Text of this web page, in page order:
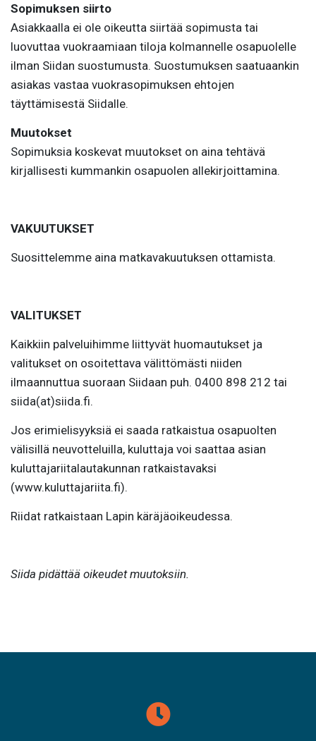
Sopimuksen siirto
Asiakkaalla ei ole oikeutta siirtää sopimusta tai
luovuttaa vuokraamiaan tiloja kolmannelle osapuolelle
ilman Siidan suostumusta. Suostumuksen saatuaankin
asiakas vastaa vuokrasopimuksen ehtojen
täyttämisestä Siidalle.
Muutokset
Sopimuksia koskevat muutokset on aina tehtävä
kirjallisesti kummankin osapuolen allekirjoittamina.
VAKUUTUKSET
Suosittelemme aina matkavakuutuksen ottamista.
VALITUKSET
Kaikkiin palveluihimme liittyvät huomautukset ja
valitukset on osoitettava välittömästi niiden
ilmaannuttua suoraan Siidaan puh. 0400 898 212 tai
siida(at)siida.fi.
Jos erimielisyyksiä ei saada ratkaistua osapuolten
välisillä neuvotteluilla, kuluttaja voi saattaa asian
kuluttajariitalautakunnan ratkaistavaksi
(www.kuluttajariita.fi).
Riidat ratkaistaan Lapin käräjäoikeudessa.
Siida pidättää oikeudet muutoksiin.